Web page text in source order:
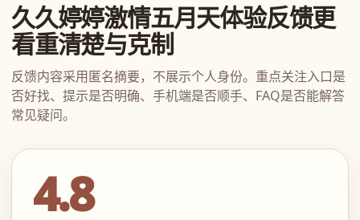
久久婷婷激情五月天体验反馈更
看重清楚与克制
反馈内容采用匿名摘要，不展示个人身份。重点关注入口是
否好找、提示是否明确、手机端是否顺手、FAQ是否能解答
常见疑问。
4.8